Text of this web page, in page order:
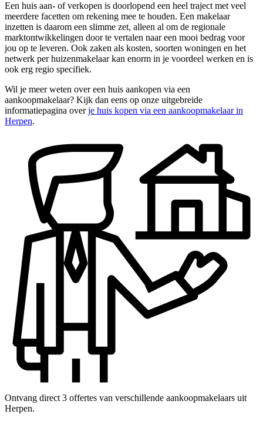
Een huis aan- of verkopen is doorlopend een heel traject met veel
meerdere facetten om rekening mee te houden. Een makelaar
inzetten is daarom een slimme zet, alleen al om de regionale
marktontwikkelingen door te vertalen naar een mooi bedrag voor
jou op te leveren. Ook zaken als kosten, soorten woningen en het
netwerk per huizenmakelaar kan enorm in je voordeel werken en is
ook erg regio specifiek.
Wil je meer weten over een huis aankopen via een
aankoopmakelaar? Kijk dan eens op onze uitgebreide
informatiepagina overje huis kopen via een aankoopmakelaar in
Herpen.
Ontvang direct 3 offertes van verschillende aankoopmakelaars uit
Herpen.